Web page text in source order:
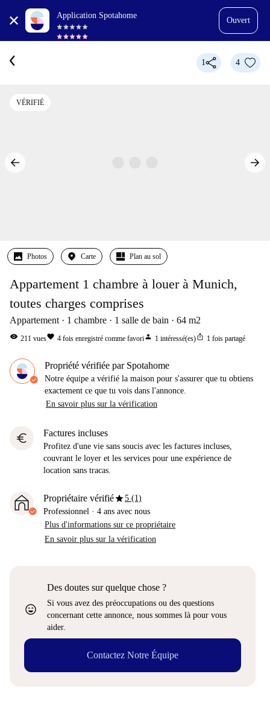
Application Spotahome
Ouvert
1 4
VÉRIFIÉ
Photos Carte Plan au sol
Appartement 1 chambre à louer à Munich,
toutes charges comprises
Appartement 1 chambre 1 salle de bain 64 m2
visibility 211 vuesfavorite 4 fois enregistré comme favoriperson 1 intéressé(es)ios_share 1 fois partagé
Propriété vérifiée par Spotahome
Notre équipe a vérifié la maison pour s'assurer que tu obtiens
exactement ce que tu vois dans l'annonce.
En savoir plus sur la vérification
euro Factures incluses
Profitez d'une vie sans soucis avec les factures incluses,
couvrant le loyer et les services pour une expérience de
location sans tracas.
Propriétaire vérifiéstar5 (1)
Professionnel · 4 ans avec nous
Plus d'informations sur ce propriétaire
En savoir plus sur la vérification
sentiment_very_satisfied
Des doutes sur quelque chose ?
Si vous avez des préoccupations ou des questions
concernant cette annonce, nous sommes là pour vous
aider.
Contactez Notre Équipe